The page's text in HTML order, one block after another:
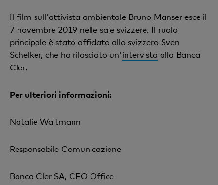
Il film sull'attivista ambientale Bruno Manser esce il
7 novembre 2019 nelle sale svizzere. Il ruolo
principale è stato affidato allo svizzero Sven
Schelker, che ha rilasciato un'intervista alla Banca
Cler.
Per ulteriori informazioni:
Natalie Waltmann
Responsabile Comunicazione
Banca Cler SA, CEO Office